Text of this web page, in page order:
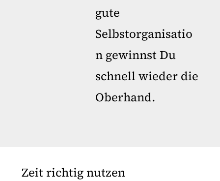
gute
Selbstorganisatio
n gewinnst Du
schnell wieder die
Oberhand.
Zeit richtig nutzen